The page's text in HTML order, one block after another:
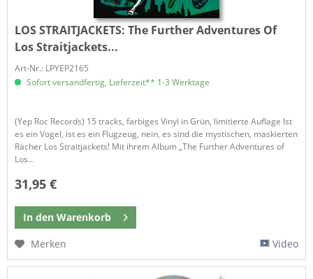
LOS STRAITJACKETS:The Further Adventures Of
Los Straitjackets...
Art-Nr.: LPYEP2165
Sofort versandfertig, Lieferzeit** 1-3 Werktage
(Yep Roc Records) 15 tracks, farbiges Vinyl in Grün, limitierte Auflage Ist
es ein Vogel, ist es ein Flugzeug, nein, es sind die mystischen, maskierten
Rächer Los Straitjackets! Mit ihrem Album „The Further Adventures of
Los...
31,95 €
In den Warenkorb
Merken
Video